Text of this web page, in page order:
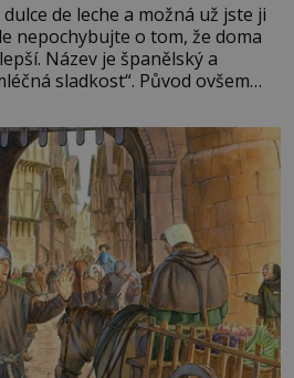
de leche a možná už jste ji
nepochybujte o tom, že doma
Název je španělský a
sladkost“. Původ ovšem
zemí a k tomu